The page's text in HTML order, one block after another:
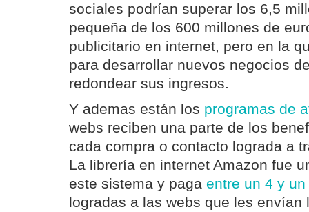
sociales podrían superar los 6,5
pequeña de los 600 millones de
publicitario en internet, pero en la
para desarrollar nuevos negocios
redondear sus ingresos.
Y ademas están los programas de
webs reciben una parte de los
cada compra o contacto lograda a
La librería en internet Amazon fue
este sistema y paga entre un 4 y un
logradas a las webs que les envían